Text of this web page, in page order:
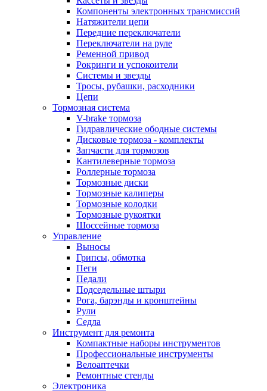
Компоненты электронных трансмиссий
Натяжители цепи
Передние переключатели
Переключатели на руле
Ременной привод
Рокринги и успокоители
Системы и звезды
Тросы, рубашки, расходники
Цепи
Тормозная система
V-brake тормоза
Гидравлические ободные системы
Дисковые тормоза - комплекты
Запчасти для тормозов
Кантилеверные тормоза
Роллерные тормоза
Тормозные диски
Тормозные калиперы
Тормозные колодки
Тормозные рукоятки
Шоссейные тормоза
Управление
Выносы
Грипсы, обмотка
Пеги
Педали
Подседельные штыри
Рога, барэнды и кронштейны
Рули
Седла
Инструмент для ремонта
Компактные наборы инструментов
Профессиональные инструменты
Велоаптечки
Ремонтные стенды
Электроника